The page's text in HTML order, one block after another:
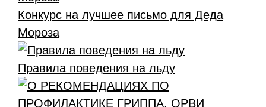
Конкурс на лучшее письмо для Деда
Мороза
Правила поведения на льду